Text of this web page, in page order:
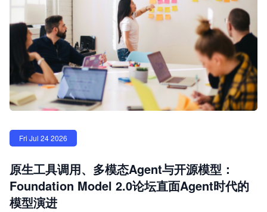
Fri Jul 24 2026
原生工具调用、多模态Agent与开源模型：
Foundation Model 2.0论坛直面Agent时代的
模型演进